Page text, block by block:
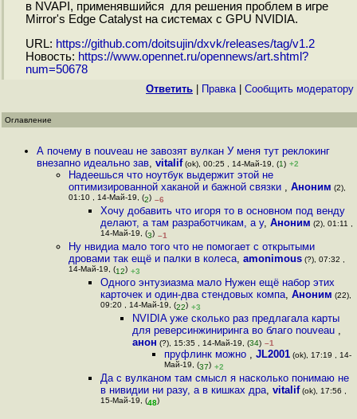
в NVAPI, применявшийся для решения проблем в игре
Mirror's Edge Catalyst на системах с GPU NVIDIA.
URL: https://github.com/doitsujin/dxvk/releases/tag/v1.2
Новость: https://www.opennet.ru/opennews/art.shtml?
num=50678
Ответить Правка| Cообщить модератору
Оглавление
А почему в nouveau не завозят вулкан У меня тут реклокинг
внезапно идеально зав, vitalif(ok), 00:25 , 14-Май-19, (1) +2
Надеешься что ноутбук выдержит этой не
оптимизированной хаканой и бажной связки , Аноним (2),
01:10 , 14-Май-19, (2) –6
Хочу добавить что игоря то в основном под венду
делают, а там разработчикам, а у, Аноним (2), 01:11 ,
14-Май-19, (3) –1
Ну нвидиа мало того что не помогает с открытыми
дровами так ещё и палки в колеса, amonimous (?), 07:32 ,
14-Май-19, (12) +3
Одного энтузиазма мало Нужен ещё набор этих
карточек и один-два стендовых компа, Аноним (22),
09:20 , 14-Май-19, (22) +3
NVIDIA уже сколько раз предлагала карты
для реверсинжиниринга во благо nouveau ,
анон (?), 15:35 , 14-Май-19, (34) –1
пруфлинк можно , JL2001 (ok), 17:19 , 14-
Май-19, (37) +2
Да с вулканом там смысл я насколько понимаю не
в нивидии ни разу, а в кишках дра, vitalif(ok), 17:56 ,
15-Май-19, (48)